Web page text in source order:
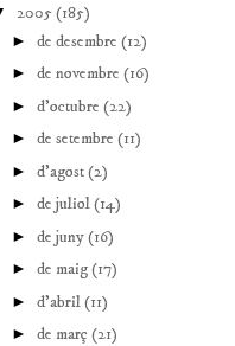
2005(185)
► de desembre (12)
► de novembre (16)
► d’octubre (22)
► de setembre (11)
► d’agost(2)
► de juliol(14)
► de juny(16)
► de maig(17)
► d’abril(11)
► de març (21)